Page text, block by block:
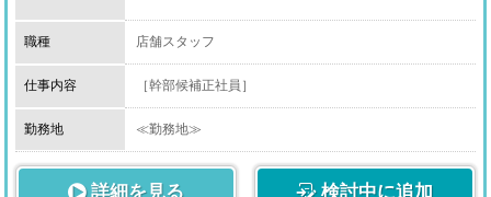
［店舗スタッフ正社員・店舗スタッフアルバイト］
［アルバイト・店舗スタッフ］ 時給 1,400円～
職種 店舗スタッフ
仕事内容 ［幹部候補正社員］
・コンパニオンさんとの面談、ケア
いか等細かくヒアリングして解決に導きます。
勤務地
≪勤務地≫
千葉県船橋市西船（西船営業所）
≪アクセス≫
詳細を見る 検討中に追加